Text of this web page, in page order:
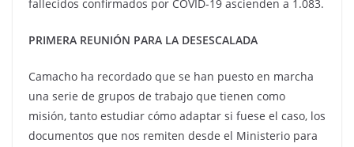
fallecidos confirmados por COVID-19 ascienden a 1.083.
PRIMERA REUNIÓN PARA LA DESESCALADA
Camacho ha recordado que se han puesto en marcha
una serie de grupos de trabajo que tienen como
misión, tanto estudiar cómo adaptar si fuese el caso, los
documentos que nos remiten desde el Ministerio para